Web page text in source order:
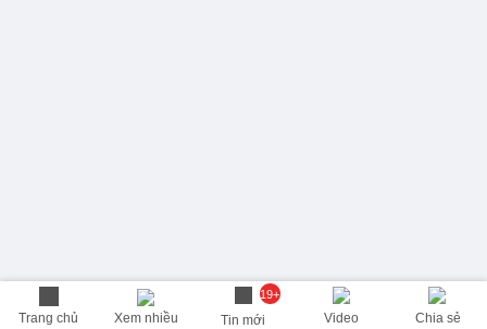
Trang chủ Xem nhiều
19+
Tin mới Video Chia sẻ